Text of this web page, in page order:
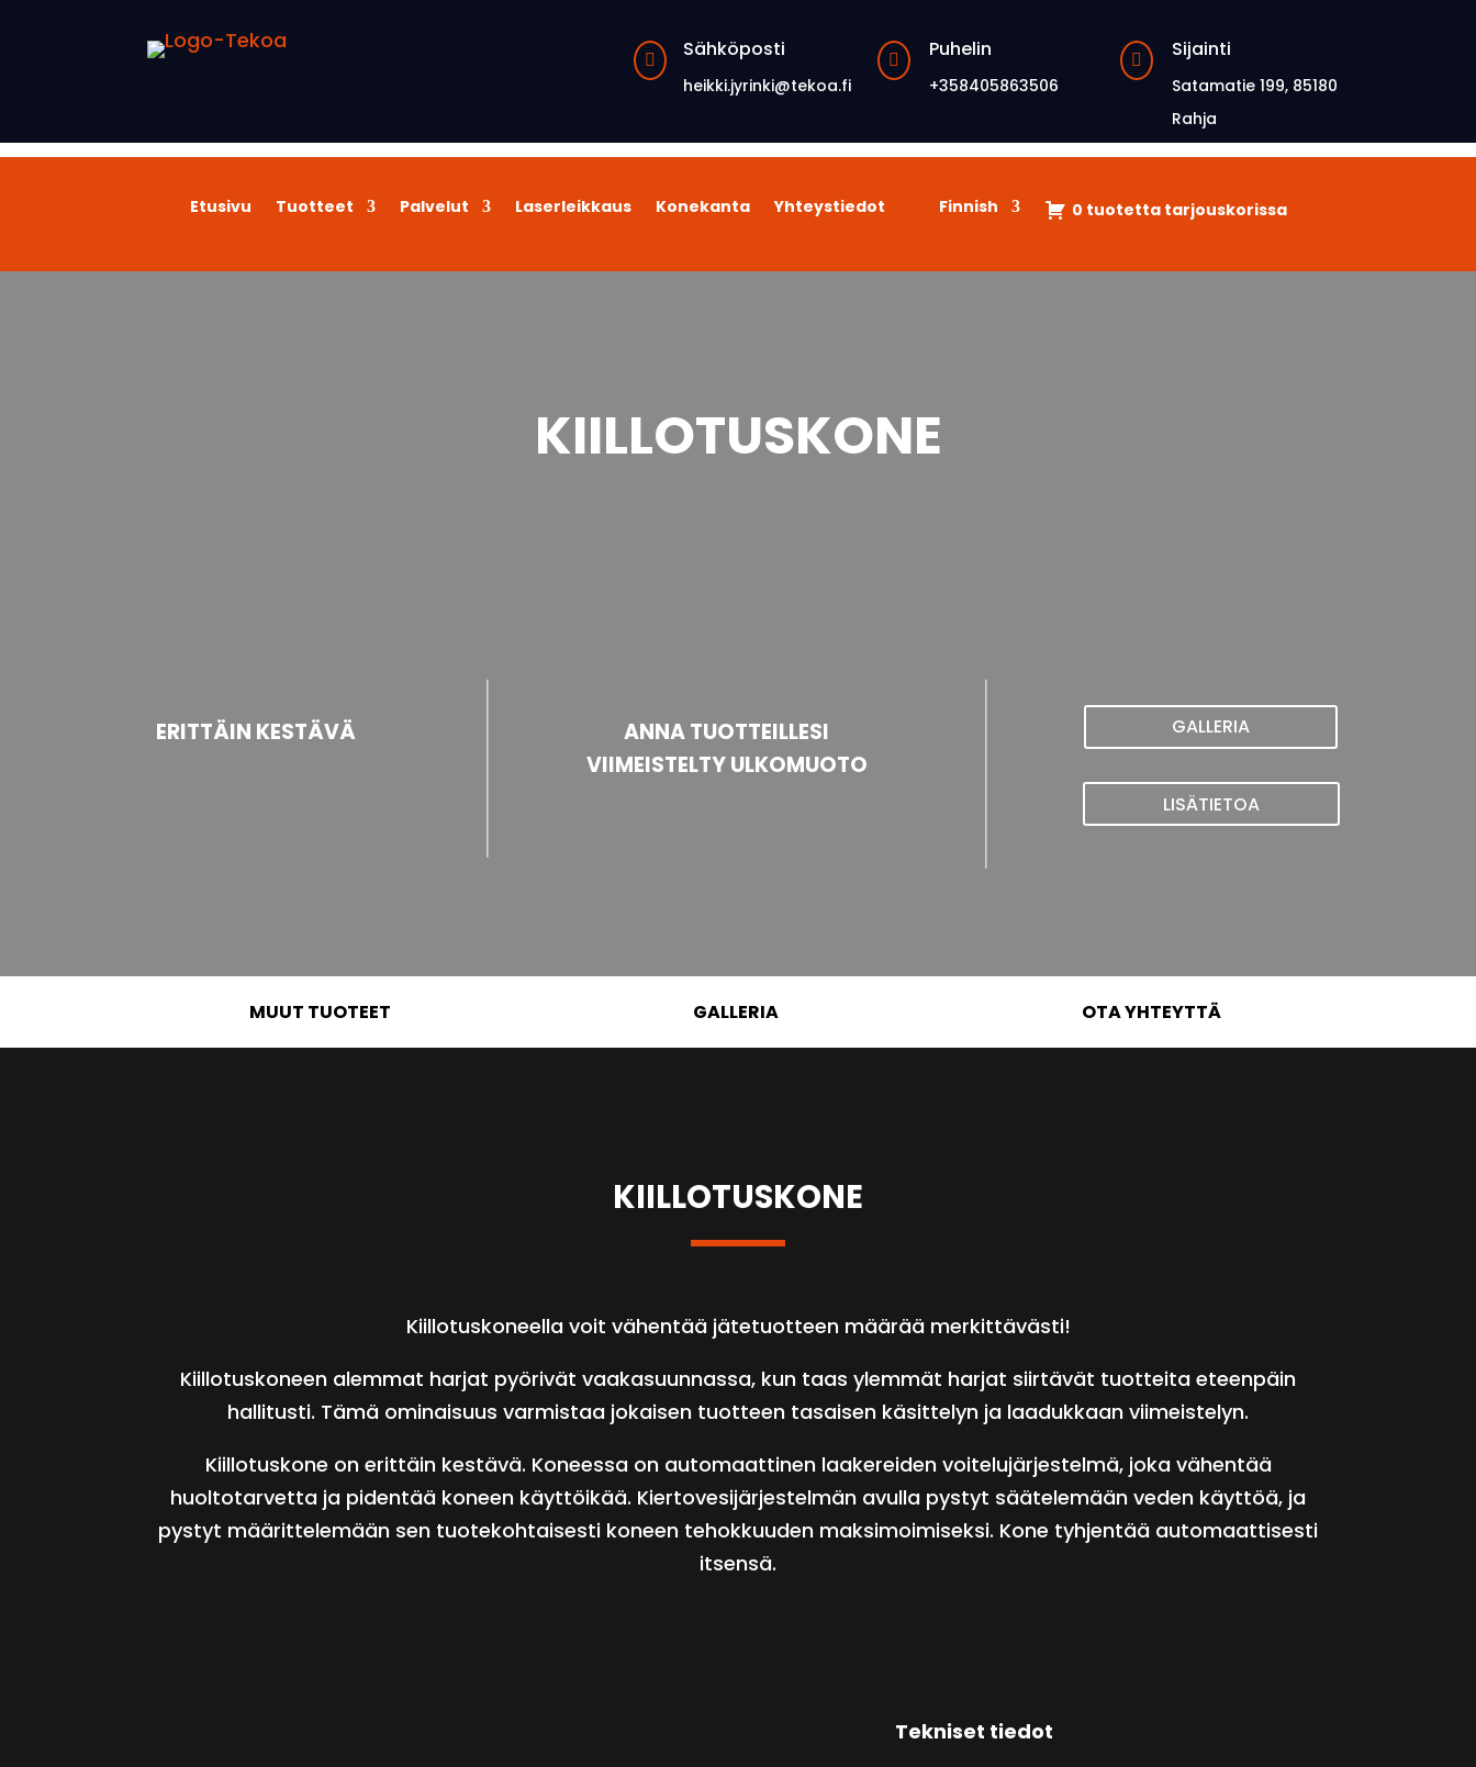
 Sähköposti
heikki.jyrinki@tekoa.fi
 Puhelin
+358405863506
 Sijainti
Satamatie 199, 85180
Rahja
Etusivu Tuotteet Palvelut Laserleikkaus Konekanta Yhteystiedot Finnish 0 tuotetta tarjouskorissa
KIILLOTUSKONE
ERITTÄIN KESTÄVÄ
ANNA TUOTTEILLESI
VIIMEISTELTY ULKOMUOTO
GALLERIA
LISÄTIETOA
MUUT TUOTEET GALLERIA OTA YHTEYTTÄ
KIILLOTUSKONE
Kiillotuskoneella voit vähentää jätetuotteen määrää merkittävästi!
Kiillotuskoneen alemmat harjat pyörivät vaakasuunnassa, kun taas ylemmät harjat siirtävät tuotteita eteenpäin
hallitusti. Tämä ominaisuus varmistaa jokaisen tuotteen tasaisen käsittelyn ja laadukkaan viimeistelyn.
Kiillotuskone on erittäin kestävä. Koneessa on automaattinen laakereiden voitelujärjestelmä, joka vähentää
huoltotarvetta ja pidentää koneen käyttöikää. Kiertovesijärjestelmän avulla pystyt säätelemään veden käyttöä, ja
pystyt määrittelemään sen tuotekohtaisesti koneen tehokkuuden maksimoimiseksi. Kone tyhjentää automaattisesti
itsensä.
Tekniset tiedot